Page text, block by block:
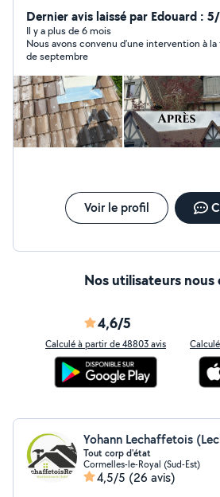
l'isolation, la peinture extérieure/
ventilation. Que votre chantier soit
j'interviens avec sérieux, respect
garantie. Je vous propose des
esthétiques, adaptées à votre
budget, avec devis clairs et
bénéficie d'un accompagnement
garantie décennale, et d'un travail
règles de l'art. Avec plus de 21 avis
Calvados. N'hésitez pas à me contacter pour échanger
sur votre projet !
Dernier avis laissé par Edouard :
Il y a plus de 6 mois
Nous avons convenu d’une intervention à
de septembre
Voir le profil
Nos utilisateurs nous
4,6/5
Calculé à partir de 48803 avis
Yohann Lechaffetois
Tout corp d'état
Cormelles-le-Royal (Sud-Est)
4,5/5 (26 avis)